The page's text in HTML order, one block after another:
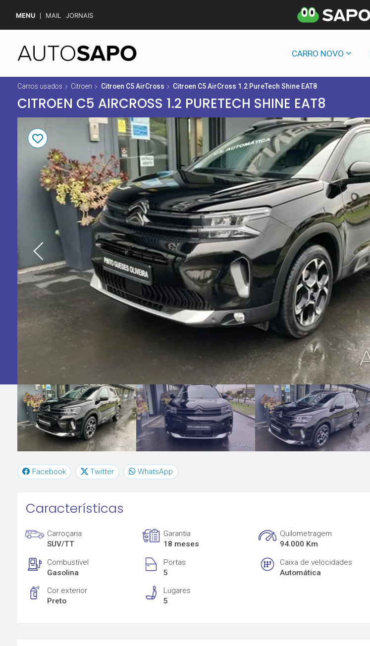
MENU MAIL JORNAIS
CARRO NOVO
Carros usados Citroen Citroen C5 AirCross Citroen C5 AirCross 1.2 PureTech Shine EAT8
CITROEN C5 AIRCROSS 1.2 PURETECH SHINE EAT8
Facebook Twitter WhatsApp
Características
Carroçaria
SUV/TT
Garantia
18 meses
Quilometragem
94.000 Km
Combustível
Gasolina
Portas
5
Caixa de velocidades
Automática
Cor exterior
Preto
Lugares
5